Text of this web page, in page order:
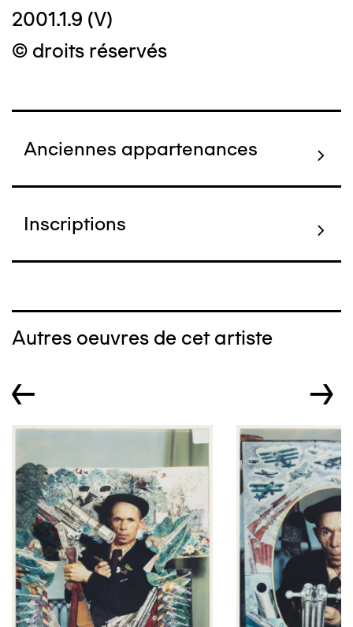
2001.1.9 (V)
© droits réservés
Anciennes appartenances
Inscriptions
Autres oeuvres de cet artiste
← →